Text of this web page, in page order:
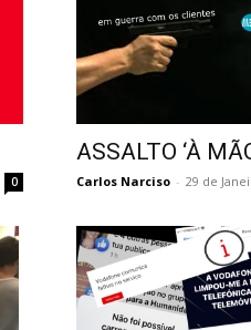
0
ASSALTO ‘À
Carlos Narciso - 29 de